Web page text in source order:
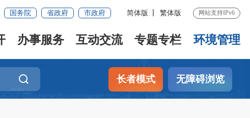
国务院 省政府 市政府 简体版 繁体版 网站支持IPv6
办事服务 互动交流 专题专栏 环境管理
长者模式 无障碍浏览